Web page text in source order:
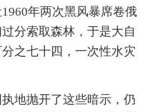
年两次黑风暴席卷俄
分索取森林，于是大自
之七十四，一次性水灾
地抛开了这些暗示，仍